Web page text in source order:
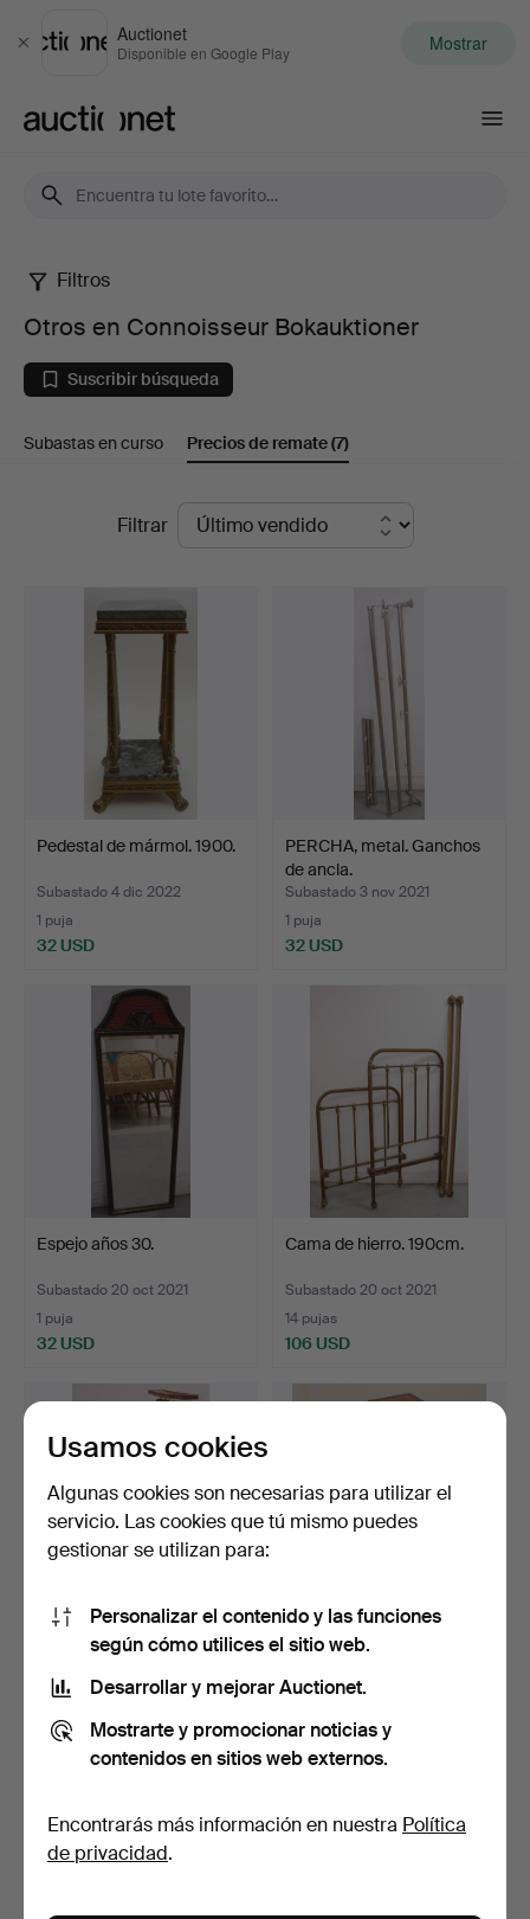
Cerrar
Auctionet
Disponible en Google Play Mostrar
Otros
en
Connoisseur
Bokauktioner
Filtros
Otros en Connoisseur Bokauktioner
Suscribir búsqueda
Subastas en curso Precios de remate(7)
Filtrar
Pedestal de mármol. 1900.
Subastado 4 dic 2022
1 puja
32 USD
PERCHA, metal. Ganchos
de ancla.
Subastado 3 nov 2021
1 puja
32 USD
Espejo años 30.
Subastado 20 oct 2021
1 puja
32 USD
Cama de hierro. 190cm.
Subastado 20 oct 2021
14 pujas
106 USD
FRATELLI REGUITTI, ayuda
Subastado 6 oct 2021
17 pujas
127 USD
escalera de biblioteca.
Subastado 5 nov 2019
180 USD
Usamos cookies
Algunas cookies son necesarias para utilizar el
servicio. Las cookies que tú mismo puedes
gestionar se utilizan para:
Personalizar el contenido y las funciones
según cómo utilices el sitio web.
Desarrollar y mejorar Auctionet.
Mostrarte y promocionar noticias y
contenidos en sitios web externos.
Encontrarás más información en nuestra Política
de privacidad.